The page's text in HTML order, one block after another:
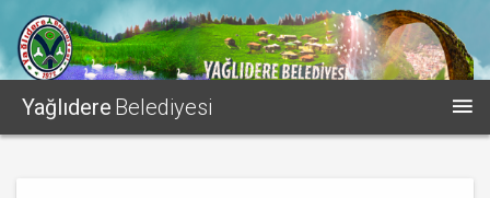
Yağlıdere Belediyesi